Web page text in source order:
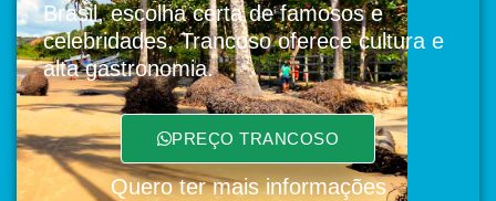
Brasil, escolha certa de famosos e
celebridades, Trancoso oferece cultura e
alta gastronomia.
PREÇO TRANCOSO
Quero ter mais informações